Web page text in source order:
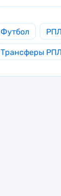
Футбол РПЛ
Трансферы РПЛ